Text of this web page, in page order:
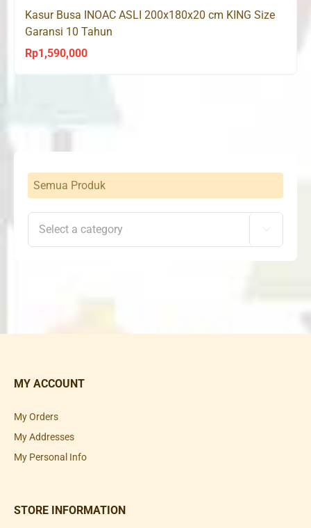
Kasur Busa INOAC ASLI 200x180x20 cm KING Size
Garansi 10 Tahun
Rp1,590,000
Semua Produk

MY ACCOUNT
My Orders
My Addresses
My Personal Info
STORE INFORMATION